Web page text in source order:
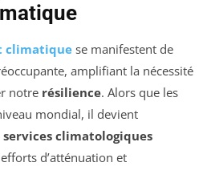
climatique se manifestent de
amplifiant la nécessité
notre résilience. Alors que les
mondial, il devient
services climatologiques
d’atténuation et